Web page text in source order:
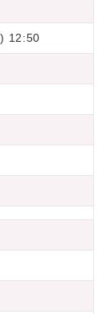
12:50